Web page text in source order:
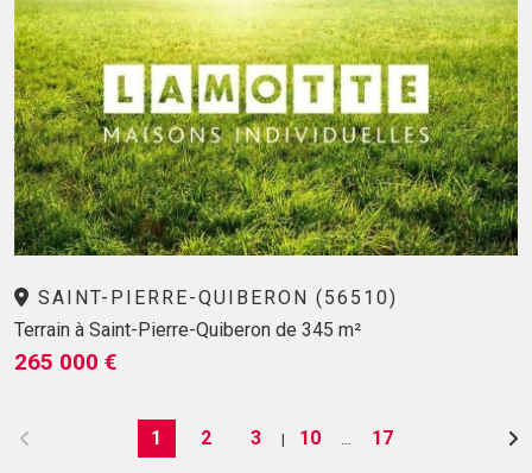
SAINT-PIERRE-QUIBERON (56510)
Terrain à Saint-Pierre-Quiberon de 345 m²
265 000 €
1 2 3 | 10 17